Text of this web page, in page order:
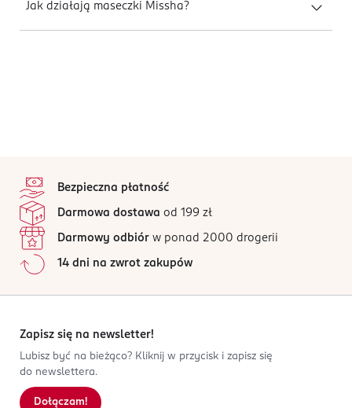
Jak działają maseczki Missha?
Bezpieczna płatność
Darmowa dostawa od 199 zł
Darmowy odbiór w ponad 2000 drogerii
14 dni na zwrot zakupów
Zapisz się na newsletter!
Lubisz być na bieżąco? Kliknij w przycisk i zapisz się
do newslettera.
Dołączam!